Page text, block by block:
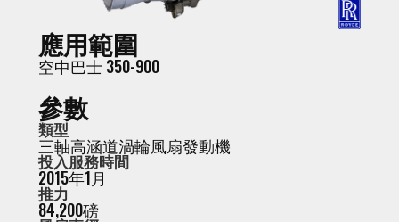
應用範圍
空中巴士 350-900
參數
類型
三軸高涵道渦輪風扇發動機
投入服務時間
2015年1月
推力
84,200磅